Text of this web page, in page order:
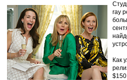
ray
Как